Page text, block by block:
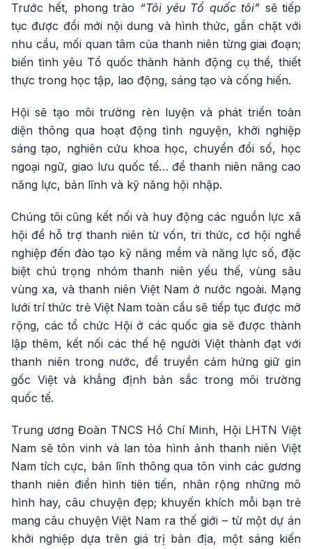
Trước hết, phong trào “Tôi yêu Tổ quốc tôi” sẽ tiếp
tục được đổi mới nội dung và hình thức, gắn chặt với
nhu cầu, mối quan tâm của thanh niên từng giai đoạn;
biến tình yêu Tổ quốc thành hành động cụ thể, thiết
thực trong học tập, lao động, sáng tạo và cống hiến.
Hội sẽ tạo môi trường rèn luyện và phát triển toàn
diện thông qua hoạt động tình nguyện, khởi nghiệp
sáng tạo, nghiên cứu khoa học, chuyển đổi số, học
ngoại ngữ, giao lưu quốc tế… để thanh niên nâng cao
năng lực, bản lĩnh và kỹ năng hội nhập.
Chúng tôi cũng kết nối và huy động các nguồn lực xã
hội để hỗ trợ thanh niên từ vốn, tri thức, cơ hội nghề
nghiệp đến đào tạo kỹ năng mềm và năng lực số, đặc
biệt chú trọng nhóm thanh niên yếu thế, vùng sâu
vùng xa, và thanh niên Việt Nam ở nước ngoài. Mạng
lưới trí thức trẻ Việt Nam toàn cầu sẽ tiếp tục được mở
rộng, các tổ chức Hội ở các quốc gia sẽ được thành
lập thêm, kết nối các thế hệ người Việt thành đạt với
thanh niên trong nước, để truyền cảm hứng giữ gìn
gốc Việt và khẳng định bản sắc trong môi trường
quốc tế.
Trung ương Đoàn TNCS Hồ Chí Minh, Hội LHTN Việt
Nam sẽ tôn vinh và lan tỏa hình ảnh thanh niên Việt
Nam tích cực, bản lĩnh thông qua tôn vinh các gương
thanh niên điển hình tiên tiến, nhân rộng những mô
hình hay, câu chuyện đẹp; khuyến khích mỗi bạn trẻ
mang câu chuyện Việt Nam ra thế giới – từ một dự án
khởi nghiệp dựa trên giá trị bản địa, một sáng kiến